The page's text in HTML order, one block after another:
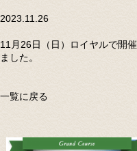
2023.11.26
11月26日（日）ロイヤルで開
ました。
一覧に戻る